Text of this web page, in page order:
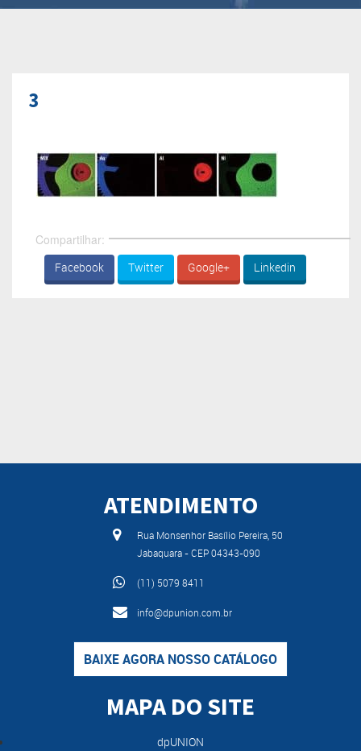
3
Compartilhar:
Facebook Twitter Google+ Linkedin
ATENDIMENTO
Rua Monsenhor Basílio Pereira, 50
Jabaquara - CEP 04343-090
(11) 5079 8411
info@dpunion.com.br
BAIXE AGORA NOSSO CATÁLOGO
MAPA DO SITE
dpUNION